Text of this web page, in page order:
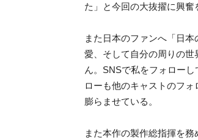
た」と今回の大抜擢に興奮
また日本のファンへ「日
愛、そして自分の周りの
ん。SNSで私をフォロー
ローも他のキャストのフ
膨らませている。
また本作の製作総指揮を